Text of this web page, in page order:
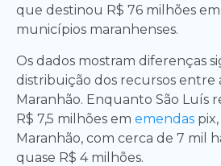
que destinou R$ 76 milhões
municípios maranhenses.
Os dados mostram diferenças
distribuição dos recursos entre
Maranhão. Enquanto São Luís
R$ 7,5 milhões em emendas
Maranhão, com cerca de 7 mil
quase R$ 4 milhões.